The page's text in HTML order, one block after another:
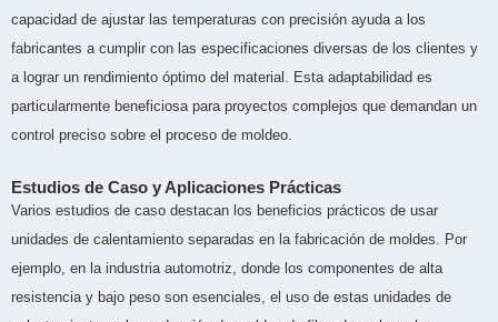
capacidad de ajustar las temperaturas con precisión ayuda a los
fabricantes a cumplir con las especificaciones diversas de los clientes y
a lograr un rendimiento óptimo del material. Esta adaptabilidad es
particularmente beneficiosa para proyectos complejos que demandan un
control preciso sobre el proceso de moldeo.
Estudios de Caso y Aplicaciones Prácticas
Varios estudios de caso destacan los beneficios prácticos de usar
unidades de calentamiento separadas en la fabricación de moldes. Por
ejemplo, en la industria automotriz, donde los componentes de alta
resistencia y bajo peso son esenciales, el uso de estas unidades de